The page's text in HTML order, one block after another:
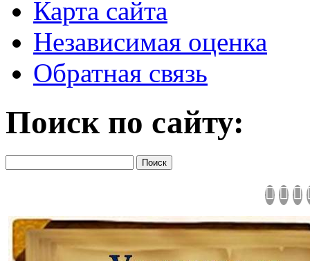
Карта сайта
Независимая оценка
Обратная связь
Поиск по сайту: